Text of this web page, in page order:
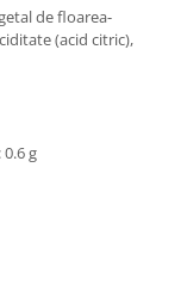
de floarea-
(acid citric),
g